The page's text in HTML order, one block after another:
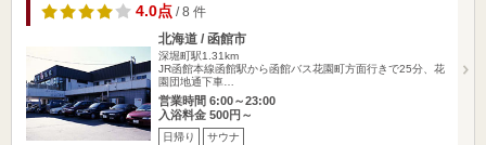
4.0点 / 8 件
北海道 / 函館市
深堀町駅1.31km
JR函館本線函館駅から函館バス花園町方面行きで25分、花
園団地通下車…
営業時間 6:00～23:00
入浴料金 500円～
日帰り サウナ